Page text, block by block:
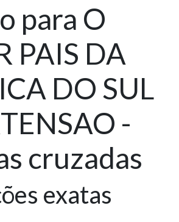
para O
PAIS DA
DO SUL
-
cruzadas
exatas